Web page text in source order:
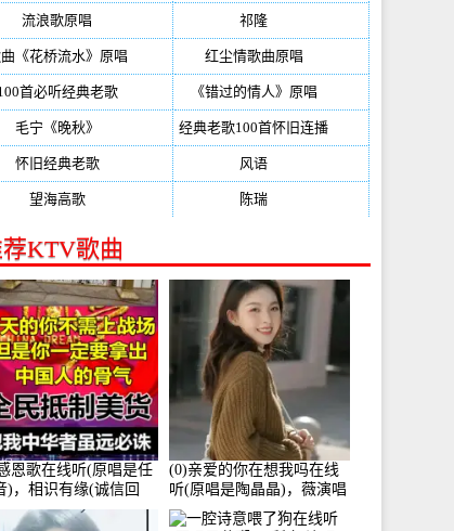
流浪歌原唱 祁隆
《花桥流水》原唱 红尘情歌曲原唱
首必听经典老歌(150) 《错过的情人》原唱
毛宁《晚秋》 经典老歌100首怀旧连播
怀旧经典老歌(133) 风语
望海高歌(131) 陈瑞
KTV歌曲
恩歌在线听(原唱是任
)，相识有缘(诚信回
唱点播:161288次
(0)亲爱的你在想我吗在线
听(原唱是陶晶晶)，薇演唱
点播:159722次